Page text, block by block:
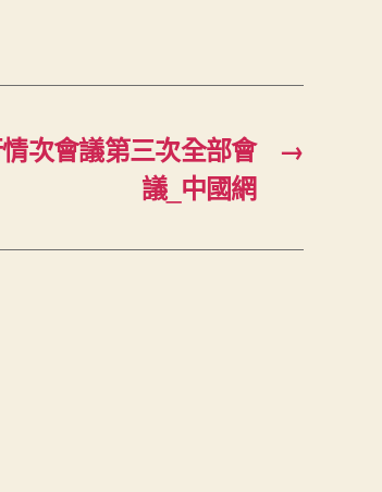
→
次會議第三次全部會
議_中國網